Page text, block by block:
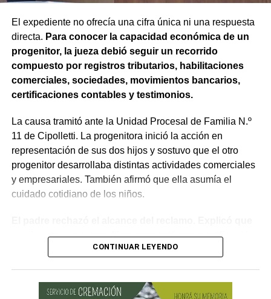
esa posibilidad siempre que, si la demanda ya fue
trasladada, la otra parte haya sido notificada.
Como en este caso ese traslado aún no se había
concretado, la jueza entendió que estaban cumplidos
todos los requisitos legales para admitir el desistimiento y
declarar extinguido el proceso.
«En virtud de ello entiendo que se encuentran
configurados los recaudos previstos en el artículo 278,
para que opere el desistimiento del proceso por voluntad
de la parte», explicó. Además, se estableció que las
actuaciones permanezcan archivadas en formato digital,
conforme a la normativa vigente del Poder Judicial de Río
El expediente no ofrecía una cifra única ni una respuesta
directa. Para conocer la capacidad económica de un
progenitor, la jueza debió seguir un recorrido
compuesto por registros tributarios, habilitaciones
comerciales, sociedades, movimientos bancarios,
certificaciones contables y testimonios.
La causa tramitó ante la Unidad Procesal de Familia N.º
11 de Cipolletti. La progenitora inició la acción en
representación de sus dos hijos y sostuvo que el otro
progenitor desarrollaba distintas actividades comerciales
y empresariales. También afirmó que ella asumía el
cuidado cotidiano de los niños.
sus ingresos no eran fijos, presentó una certificación
contable y acompañó documentación bancaria.
CONTINUAR LEYENDO